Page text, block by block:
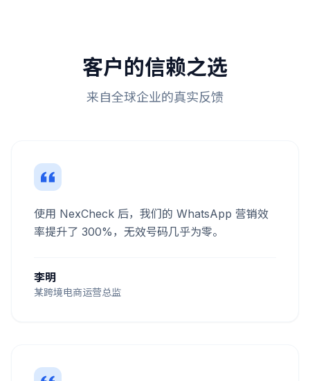
客户的信赖之选
来自全球企业的真实反馈
使用 NexCheck 后，我们的 WhatsApp 营销效
率提升了 300%，无效号码几乎为零。
李明
某跨境电商运营总监